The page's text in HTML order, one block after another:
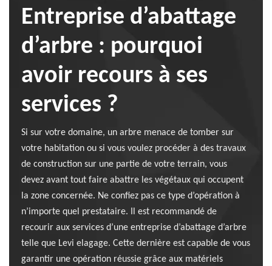
Entreprise d’abattage
d’arbre : pourquoi
avoir recours à ses
services ?
Si sur votre domaine, un arbre menace de tomber sur
votre habitation ou si vous voulez procéder à des travaux
de construction sur une partie de votre terrain, vous
devez avant tout faire abattre les végétaux qui occupent
la zone concernée. Ne confiez pas ce type d’opération à
n’importe quel prestataire. Il est recommandé de
recourir aux services d’une entreprise d’abattage d’arbre
telle que Levi elagage. Cette dernière est capable de vous
garantir une opération réussie grâce aux matériels